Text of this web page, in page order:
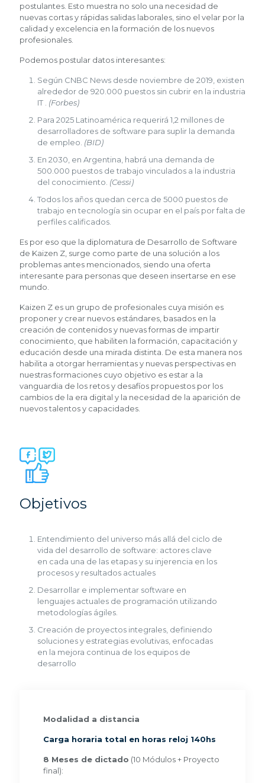
postulantes. Esto muestra no solo una necesidad de
nuevas cortas y rápidas salidas laborales, sino el velar por la
calidad y excelencia en la formación de los nuevos
profesionales.
Podemos postular datos interesantes:
Según CNBC News desde noviembre de 2019, existen
alrededor de 920.000 puestos sin cubrir en la industria
IT . (Forbes)
Para 2025 Latinoamérica requerirá 1,2 millones de
desarrolladores de software para suplir la demanda
de empleo. (BID)
En 2030, en Argentina, habrá una demanda de
500.000 puestos de trabajo vinculados a la industria
del conocimiento. (Cessi)
Todos los años quedan cerca de 5000 puestos de
trabajo en tecnología sin ocupar en el país por falta de
perfiles calificados.
Es por eso que la diplomatura de Desarrollo de Software
de Kaizen Z, surge como parte de una solución a los
problemas antes mencionados, siendo una oferta
interesante para personas que deseen insertarse en ese
mundo.
Kaizen Z es un grupo de profesionales cuya misión es
proponer y crear nuevos estándares, basados en la
creación de contenidos y nuevas formas de impartir
conocimiento, que habiliten la formación, capacitación y
educación desde una mirada distinta. De esta manera nos
habilita a otorgar herramientas y nuevas perspectivas en
nuestras formaciones cuyo objetivo es estar a la
vanguardia de los retos y desafíos propuestos por los
cambios de la era digital y la necesidad de la aparición de
nuevos talentos y capacidades.
Objetivos
Entendimiento del universo más allá del ciclo de
vida del desarrollo de software: actores clave
en cada una de las etapas y su injerencia en los
procesos y resultados actuales
Desarrollar e implementar software en
lenguajes actuales de programación utilizando
metodologías ágiles.
Creación de proyectos integrales, definiendo
soluciones y estrategias evolutivas, enfocadas
en la mejora continua de los equipos de
desarrollo
Modalidad a distancia
Carga horaria total en horas reloj 140hs
8 Meses de dictado (10 Módulos + Proyecto
final):